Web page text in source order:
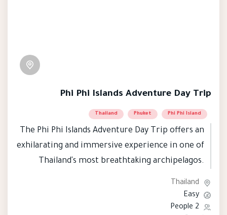
Phi Phi Islands Adventure Day Trip
Phi Phi Island
Phuket
Thailand
The Phi Phi Islands Adventure Day Trip offers an
exhilarating and immersive experience in one of
Thailand's most breathtaking archipelagos.
Comprising a cluster of six islands in the
Andaman Sea, the Phi Phi Islands boast crystal-
clear turquoise waters, vibrant coral reefs, and
Thailand
Easy
2 People